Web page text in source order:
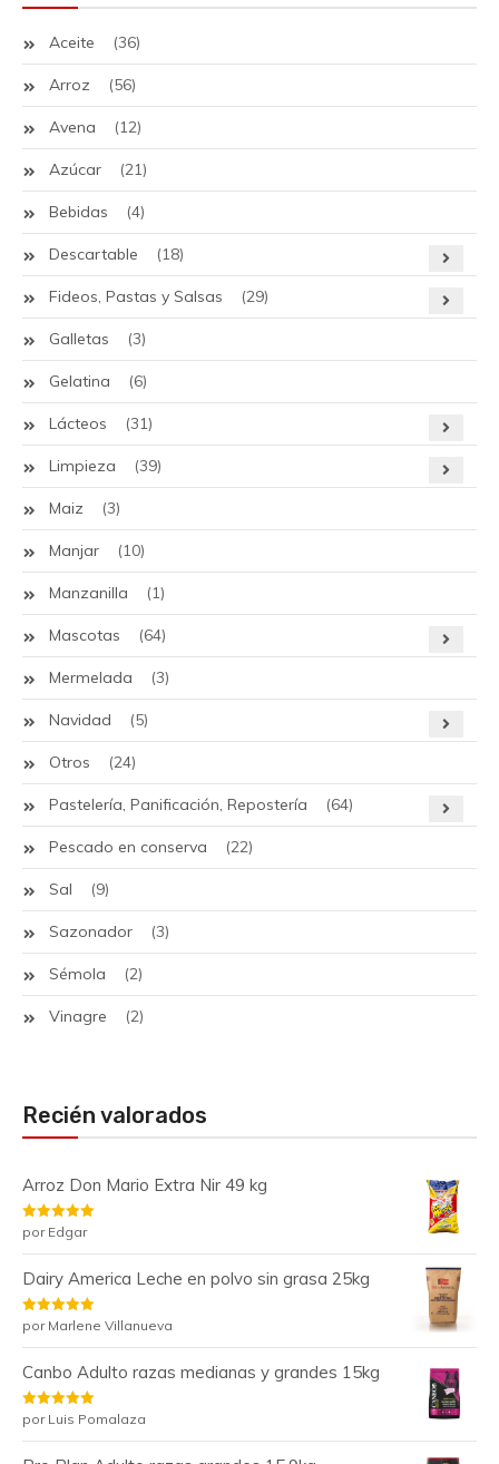
Aceite (36)
Arroz (56)
Avena (12)
Azúcar (21)
Bebidas (4)
Descartable (18)
Fideos, Pastas y Salsas (29)
Galletas (3)
Gelatina (6)
Lácteos (31)
Limpieza (39)
Maiz (3)
Manjar (10)
Manzanilla (1)
Mascotas (64)
Mermelada (3)
Navidad (5)
Otros (24)
Pastelería, Panificación, Repostería (64)
Pescado en conserva (22)
Sal (9)
Sazonador (3)
Sémola (2)
Vinagre (2)
Recién valorados
Arroz Don Mario Extra Nir 49 kg
Valorado
con
de 5
por Edgar
Dairy America Leche en polvo sin grasa 25kg
Valorado
con
por Marlene Villanueva
Canbo Adulto razas medianas y grandes 15kg
Valorado
con
por Luis Pomalaza